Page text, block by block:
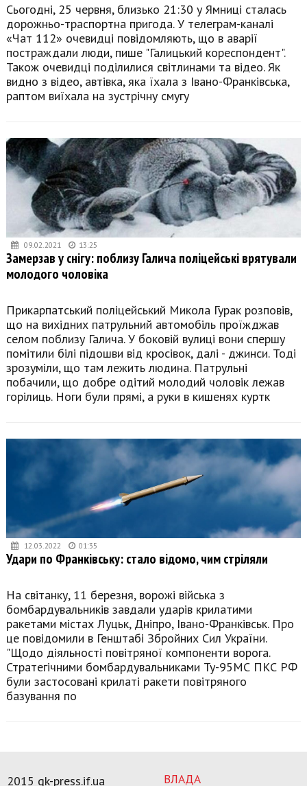
Сьогодні, 25 червня, близько 21:30 у Ямниці сталась
дорожньо-траспортна пригода. У телеграм-каналі
«Чат 112» очевидці повідомляють, що в аварії
постраждали люди, пише "Галицький кореспондент".
Також очевидці поділилися світлинами та відео. Як
видно з відео, автівка, яка їхала з Івано-Франківська,
раптом виїхала на зустрічну смугу
09.02.2021 13:25
Замерзав у снігу: поблизу Галича поліцейські врятували
молодого чоловіка
Прикарпатський поліцейський Микола Гурак розповів,
що на вихідних патрульний автомобіль проїжджав
селом поблизу Галича. У боковій вулиці вони спершу
помітили білі підошви від кросівок, далі - джинси. Тоді
зрозуміли, що там лежить людина. Патрульні
побачили, що добре одітий молодий чоловік лежав
горілиць. Ноги були прямі, а руки в кишенях куртк
12.03.2022 01:35
Удари по Франківську: стало відомо, чим стріляли
На світанку, 11 березня, ворожі війська з
бомбардувальників завдали ударів крилатими
ракетами містах Луцьк, Дніпро, Івано-Франківськ. Про
це повідомили в Генштабі Збройних Сил України.
"Щодо діяльності повітряної компоненти ворога.
Стратегічними бомбардувальниками Ту-95МС ПКС РФ
були застосовані крилаті ракети повітряного
базування по
ВЛАДА
2015 gk-press.if.ua